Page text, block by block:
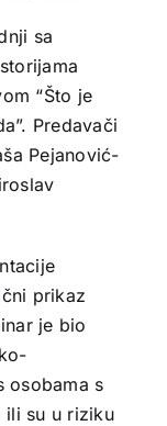
sa
“Što je
Predavači
Pejanović-
prikaz
je bio
osobama s
ili su u riziku